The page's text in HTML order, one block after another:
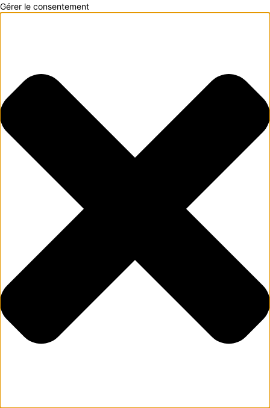
Gérer le consentement